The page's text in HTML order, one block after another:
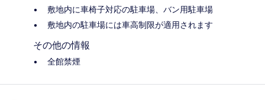
敷地内に車椅子対応の駐車場、バン用駐車場
敷地内の駐車場には車高制限が適用されます
その他の情報
全館禁煙